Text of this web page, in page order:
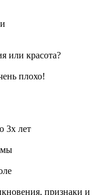
или красота?
плохо!
3х лет
признаки и